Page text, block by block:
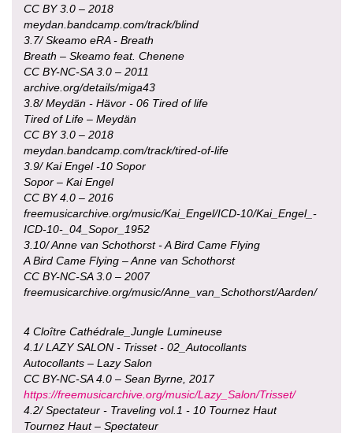
CC BY 3.0 – 2018
meydan.bandcamp.com/track/blind
3.7/ Skeamo eRA - Breath
Breath – Skeamo feat. Chenene
CC BY-NC-SA 3.0 – 2011
archive.org/details/miga43
3.8/ Meydän - Hävor - 06 Tired of life
Tired of Life – Meydän
CC BY 3.0 – 2018
meydan.bandcamp.com/track/tired-of-life
3.9/ Kai Engel -10 Sopor
Sopor – Kai Engel
CC BY 4.0 – 2016
freemusicarchive.org/music/Kai_Engel/ICD-10/Kai_Engel_-
ICD-10-_04_Sopor_1952
3.10/ Anne van Schothorst - A Bird Came Flying
A Bird Came Flying – Anne van Schothorst
CC BY-NC-SA 3.0 – 2007
freemusicarchive.org/music/Anne_van_Schothorst/Aarden/
4 Cloître Cathédrale_Jungle Lumineuse
4.1/ LAZY SALON - Trisset - 02_Autocollants
Autocollants – Lazy Salon
CC BY-NC-SA 4.0 – Sean Byrne, 2017
https://freemusicarchive.org/music/Lazy_Salon/Trisset/
4.2/ Spectateur - Traveling vol.1 - 10 Tournez Haut
Tournez Haut – Spectateur